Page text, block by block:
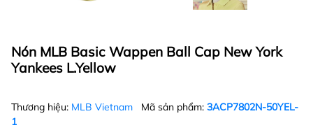
Nón MLB Basic Wappen Ball Cap New York
Yankees L.Yellow
Thương hiệu: MLB Vietnam Mã sản phẩm: 3ACP7802N-50YEL-
1